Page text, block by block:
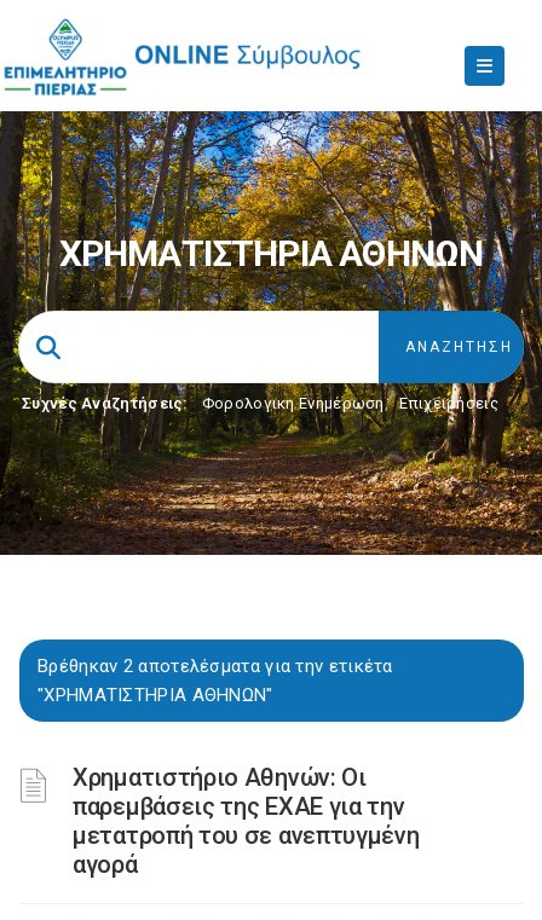
ΧΡΗΜΑΤΙΣΤΗΡΙΑ ΑΘΗΝΩΝ
Συχνές Αναζητήσεις: Φορολογικη Ενημέρωση, Επιχειρήσεις
Βρέθηκαν 2 αποτελέσματα για την ετικέτα
"ΧΡΗΜΑΤΙΣΤΗΡΙΑ ΑΘΗΝΩΝ"
Χρηματιστήριο Αθηνών: Οι
παρεμβάσεις της ΕΧΑΕ για την
μετατροπή του σε ανεπτυγμένη
αγορά